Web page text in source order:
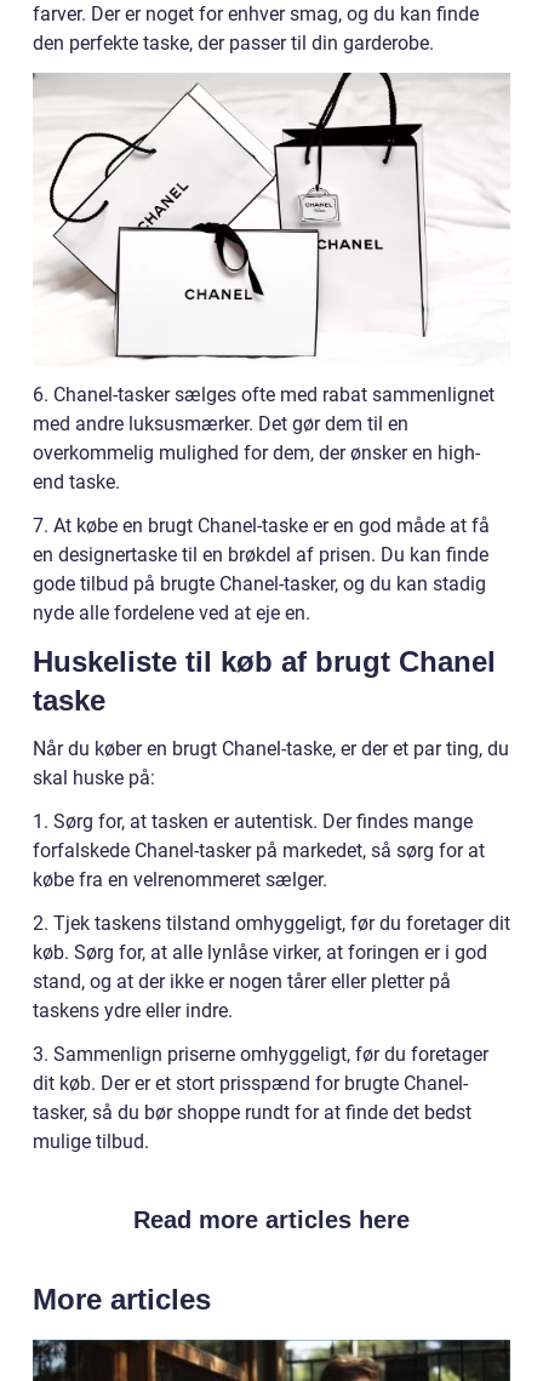
farver. Der er noget for enhver smag, og du kan finde
den perfekte taske, der passer til din garderobe.
6. Chanel-tasker sælges ofte med rabat sammenlignet
med andre luksusmærker. Det gør dem til en
overkommelig mulighed for dem, der ønsker en high-
end taske.
7. At købe en brugt Chanel-taske er en god måde at få
en designertaske til en brøkdel af prisen. Du kan finde
gode tilbud på brugte Chanel-tasker, og du kan stadig
nyde alle fordelene ved at eje en.
Huskeliste til køb af brugt Chanel
taske
Når du køber en brugt Chanel-taske, er der et par ting, du
skal huske på:
1. Sørg for, at tasken er autentisk. Der findes mange
forfalskede Chanel-tasker på markedet, så sørg for at
købe fra en velrenommeret sælger.
2. Tjek taskens tilstand omhyggeligt, før du foretager dit
køb. Sørg for, at alle lynlåse virker, at foringen er i god
stand, og at der ikke er nogen tårer eller pletter på
taskens ydre eller indre.
3. Sammenlign priserne omhyggeligt, før du foretager
dit køb. Der er et stort prisspænd for brugte Chanel-
tasker, så du bør shoppe rundt for at finde det bedst
mulige tilbud.
Read more articles here
More articles